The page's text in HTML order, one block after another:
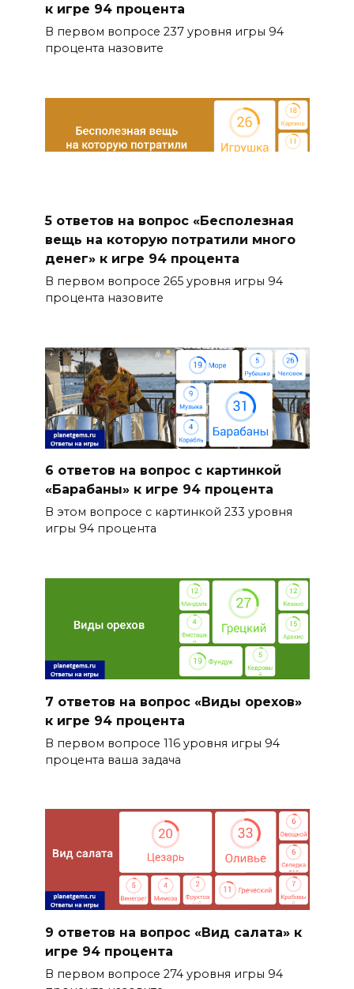
к игре 94 процента
В первом вопросе 237 уровня игры 94
процента назовите
5 ответов на вопрос «Бесполезная
вещь на которую потратили много
денег» к игре 94 процента
В первом вопросе 265 уровня игры 94
процента назовите
6 ответов на вопрос с картинкой
«Барабаны» к игре 94 процента
В этом вопросе с картинкой 233 уровня
игры 94 процента
7 ответов на вопрос «Виды орехов»
к игре 94 процента
В первом вопросе 116 уровня игры 94
процента ваша задача
9 ответов на вопрос «Вид салата» к
игре 94 процента
В первом вопросе 274 уровня игры 94